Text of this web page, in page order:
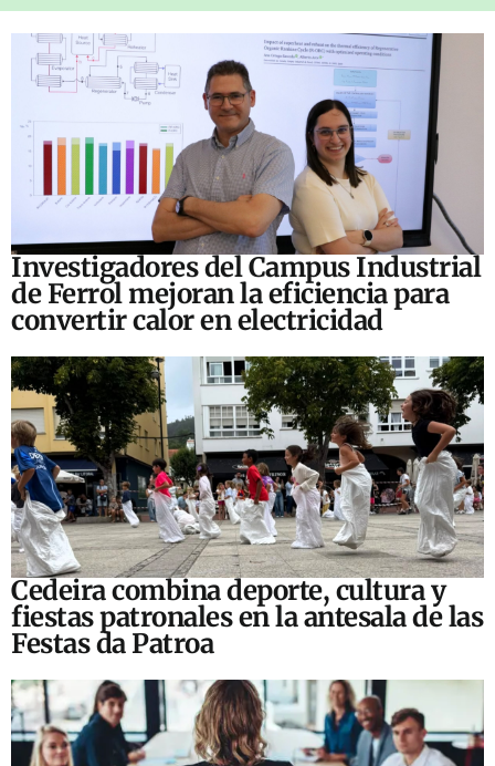
Investigadores del Campus Industrial
de Ferrol mejoran la eficiencia para
convertir calor en electricidad
Cedeira combina deporte, cultura y
fiestas patronales en la antesala de las
Festas da Patroa